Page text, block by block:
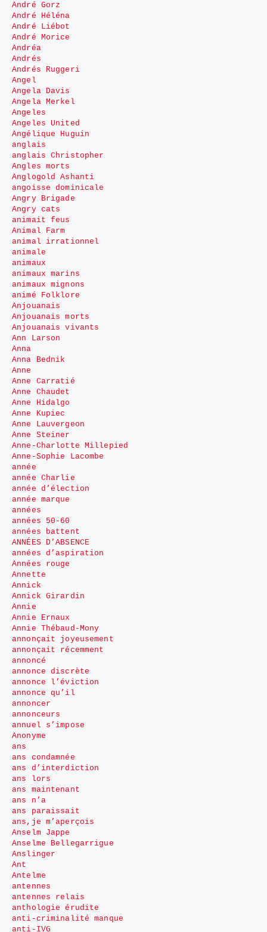
André Gorz
André Héléna
André Liébot
André Morice
Andréa
Andrés
Andrés Ruggeri
Angel
Angela Davis
Angela Merkel
Angeles
Angeles United
Angélique Huguin
anglais
anglais Christopher
Angles morts
Anglogold Ashanti
angoisse dominicale
Angry Brigade
Angry cats
animait feus
Animal Farm
animal irrationnel
animale
animaux
animaux marins
animaux mignons
animé Folklore
Anjouanais
Anjouanais morts
Anjouanais vivants
Ann Larson
Anna
Anna Bednik
Anne
Anne Carratié
Anne Chaudet
Anne Hidalgo
Anne Kupiec
Anne Lauvergeon
Anne Steiner
Anne-Charlotte Millepied
Anne-Sophie Lacombe
année
année Charlie
année d’élection
année marque
années
années 50-60
années battent
ANNÉES D’ABSENCE
années d’aspiration
Années rouge
Annette
Annick
Annick Girardin
Annie
Annie Ernaux
Annie Thébaud-Mony
annonçait joyeusement
annonçait récemment
annoncé
annonce discrète
annonce l’éviction
annonce qu’il
annoncer
annonceurs
annuel s’impose
Anonyme
ans
ans condamnée
ans d’interdiction
ans lors
ans maintenant
ans n’a
ans paraissait
ans,je m’aperçois
Anselm Jappe
Anselme Bellegarrigue
Anslinger
Ant
Antelme
antennes
antennes relais
anthologie érudite
anti-criminalité manque
anti-IVG